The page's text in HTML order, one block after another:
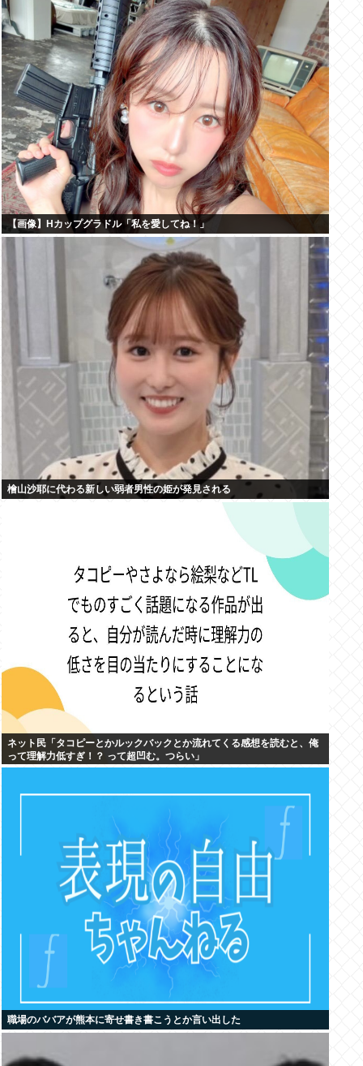
【画像】Hカップグラドル「私を愛してね！」
檜山沙耶に代わる新しい弱者男性の姫が発見される
ネット民「タコピーとかルックバックとか流れてくる感想を読むと、俺
って理解力低すぎ！？ って超凹む。つらい」
職場のババアが熊本に寄せ書き書こうとか言い出した